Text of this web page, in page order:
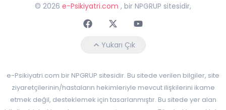
© 2026 e-Psikiyatri.com , bir NPGRUP sitesidir,
FaceebokTwitterYoutube
Yukarı Çık
e-Psikiyatri.com bir NPGRUP sitesidir. Bu sitede verilen bilgiler, site
ziyaretçilerinin/hastaların hekimleriyle mevcut ilişkilerini ikame
etmek değil, desteklemek için tasarlanmıştır. Bu sitede yer alan